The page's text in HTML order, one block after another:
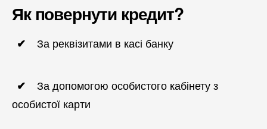
Як повернути кредит?
За реквізитами в касі банку
За допомогою особистого кабінету з
особистої карти